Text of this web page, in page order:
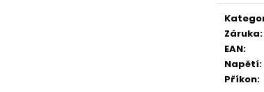
Záruka:
EAN:
Napětí:
Příkon: